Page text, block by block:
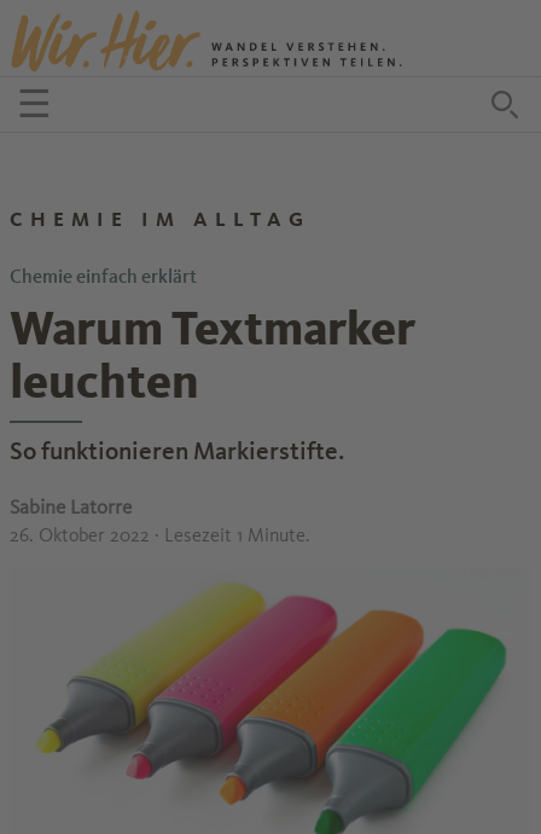
Zum Inhalt springen
☰Menü öffnen
CHEMIE IM ALLTAG
Chemie einfach erklärt
Warum Textmarker
leuchten
So funktionieren Markierstifte.
Sabine Latorre
26. Oktober 2022 · Lesezeit 1 Minute.